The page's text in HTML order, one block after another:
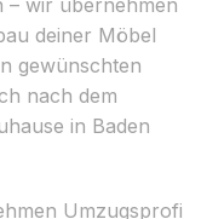
deiner Möbel
gewünschten
nach dem
in Baden
Umzugsprofi